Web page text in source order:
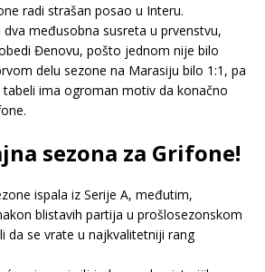
radi strašan posao u Interu.
međusobna susreta u prvenstvu,
Đenovu, pošto jednom nije bilo
delu sezone na Marasiju bilo 1:1, pa
tabeli ima ogroman motiv da konačno
sezona za Grifone!
ispala iz Serije A, međutim,
blistavih partija u prošlosezonskom
da se vrate u najkvalitetniji rang